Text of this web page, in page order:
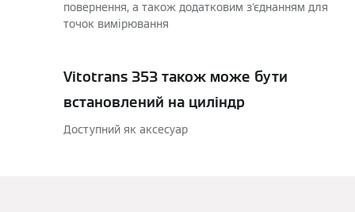
повернення, а також додатковим з'єднанням для
точок вимірювання
Vitotrans 353 також може бути
встановлений на циліндр
Доступний як аксесуар